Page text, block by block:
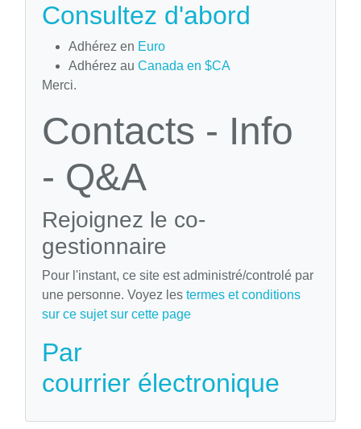
Consultez d'abord
Adhérez en Euro
Adhérez au Canada en $CA
Merci.
Contacts - Info
- Q&A
Rejoignez le co-
gestionnaire
Pour l'instant, ce site est administré/controlé par
une personne. Voyez les termes et conditions
sur ce sujet sur cette page
Par
courrier électronique